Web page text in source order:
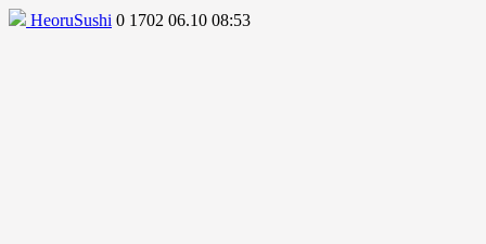
HeoruSushi 0 1702 06.10 08:53